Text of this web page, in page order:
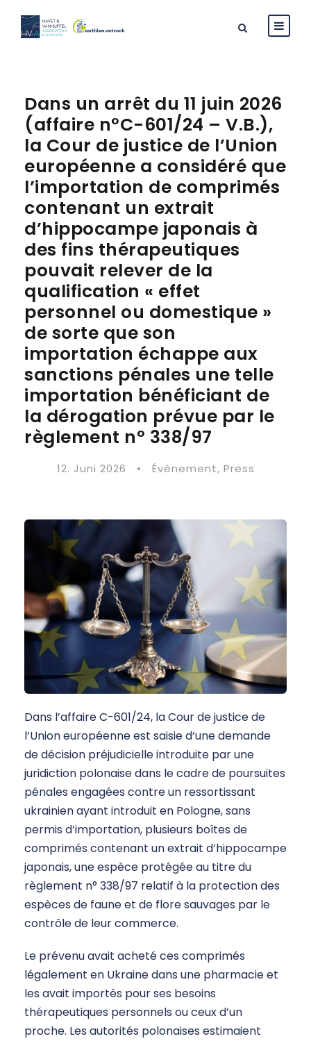
Dans un arrêt du 11 juin 2026
(affaire n°C-601/24 – V.B.),
la Cour de justice de l’Union
européenne a considéré que
l’importation de comprimés
contenant un extrait
d’hippocampe japonais à
des fins thérapeutiques
pouvait relever de la
qualification « effet
personnel ou domestique »
de sorte que son
importation échappe aux
sanctions pénales une telle
importation bénéficiant de
la dérogation prévue par le
règlement n° 338/97
12. Juni 2026 • Évènement, Press
Dans l’affaire C-601/24, la Cour de justice de
l’Union européenne est saisie d’une demande
de décision préjudicielle introduite par une
juridiction polonaise dans le cadre de poursuites
pénales engagées contre un ressortissant
ukrainien ayant introduit en Pologne, sans
permis d’importation, plusieurs boîtes de
comprimés contenant un extrait d’hippocampe
japonais, une espèce protégée au titre du
règlement n° 338/97 relatif à la protection des
espèces de faune et de flore sauvages par le
contrôle de leur commerce.
Le prévenu avait acheté ces comprimés
légalement en Ukraine dans une pharmacie et
les avait importés pour ses besoins
thérapeutiques personnels ou ceux d’un
proche. Les autorités polonaises estimaient